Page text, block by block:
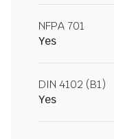
NFPA 701
Yes
DIN 4102 (B1)
Yes